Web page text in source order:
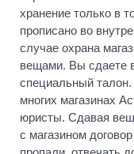
хранение только в
прописано во
случае охрана
вещами. Вы сдаете
специальный талон.
многих магазинах
юристы. Сдавая
с магазином